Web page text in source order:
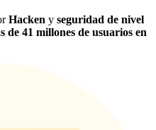
Hacken y seguridad de nivel
de 41 millones de usuarios en